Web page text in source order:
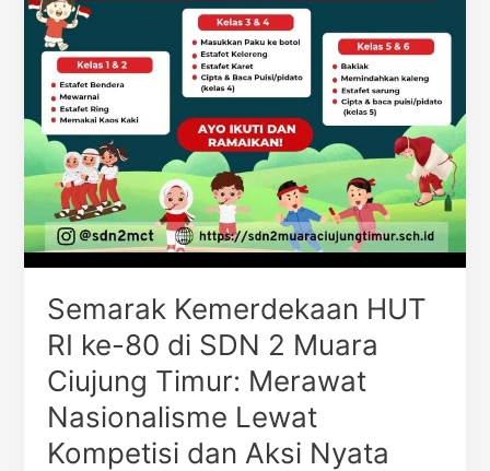
Semarak Kemerdekaan HUT
RI ke-80 di SDN 2 Muara
Ciujung Timur: Merawat
Nasionalisme Lewat
Kompetisi dan Aksi Nyata
2
Muara
Ciujung
Timur:
Merawat
Nasionalisme
Lewat
Kompetisi
dan
Aksi
Nyata